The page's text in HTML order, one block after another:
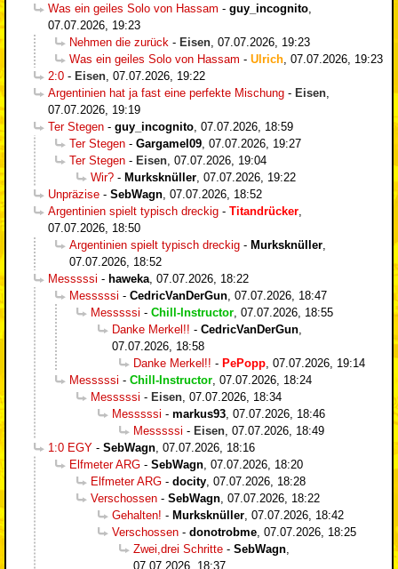
Was ein geiles Solo von Hassam - guy_incognito
07.07.2026, 19:23
Nehmen die zurück - Eisen 07.07.2026, 19:23
Was ein geiles Solo von Hassam - Ulrich 07.07.2026, 19:23
2:0 - Eisen 07.07.2026, 19:22
Argentinien hat ja fast eine perfekte Mischung - Eisen
07.07.2026, 19:19
Ter Stegen - guy_incognito 07.07.2026, 18:59
Ter Stegen - Gargamel09 07.07.2026, 19:27
Ter Stegen - Eisen 07.07.2026, 19:04
Wir? - Murksknüller 07.07.2026, 19:22
Unpräzise - SebWagn 07.07.2026, 18:52
Argentinien spielt typisch dreckig - Titandrücker
07.07.2026, 18:50
Argentinien spielt typisch dreckig - Murksknüller
07.07.2026, 18:52
Messsssi - haweka 07.07.2026, 18:22
Messsssi - CedricVanDerGun 07.07.2026, 18:47
Messsssi - Chill-Instructor 07.07.2026, 18:55
Danke Merkel!! - CedricVanDerGun
07.07.2026, 18:58
Danke Merkel!! - PePopp 07.07.2026, 19:14
Messsssi - Chill-Instructor 07.07.2026, 18:24
Messsssi - Eisen 07.07.2026, 18:34
Messsssi - markus93 07.07.2026, 18:46
Messsssi - Eisen 07.07.2026, 18:49
1:0 EGY - SebWagn 07.07.2026, 18:16
Elfmeter ARG - SebWagn 07.07.2026, 18:20
Elfmeter ARG - docity 07.07.2026, 18:28
Verschossen - SebWagn 07.07.2026, 18:22
Gehalten! - Murksknüller 07.07.2026, 18:42
Verschossen - donotrobme 07.07.2026, 18:25
Zwei,drei Schritte - SebWagn
07.07.2026, 18:37